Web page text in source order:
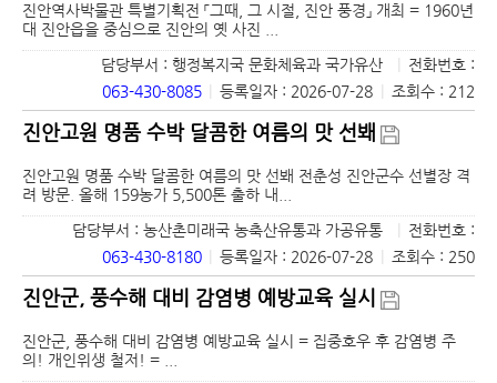
진안역사박물관 특별기획전 「그때, 그 시절, 진안 풍경」 개최 = 1960년
대 진안읍을 중심으로 진안의 옛 사진 ...
담당부서 : 행정복지국 문화체육과 국가유산
전화번호 :
063-430-8085
등록일자 : 2026-07-28 조회수 : 212
진안고원 명품 수박 달콤한 여름의 맛 선봬
진안고원 명품 수박 달콤한 여름의 맛 선봬 전춘성 진안군수 선별장 격
려 방문. 올해 159농가 5,500톤 출하 내...
담당부서 : 농산촌미래국 농축산유통과 가공유통
전화번호 :
063-430-8180
등록일자 : 2026-07-28 조회수 : 250
진안군, 풍수해 대비 감염병 예방교육 실시
진안군, 풍수해 대비 감염병 예방교육 실시 = 집중호우 후 감염병 주
의! 개인위생 철저! = ...